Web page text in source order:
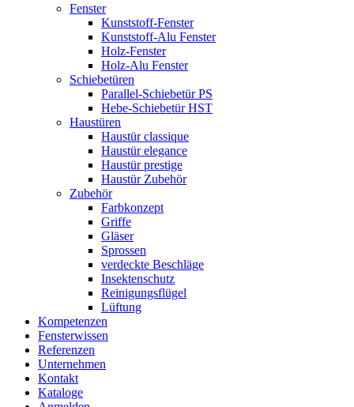
Fenster
Kunststoff-Fenster
Kunststoff-Alu Fenster
Holz-Fenster
Holz-Alu Fenster
Schiebetüren
Parallel-Schiebetür PS
Hebe-Schiebetür HST
Haustüren
Haustür classique
Haustür elegance
Haustür prestige
Haustür Zubehör
Zubehör
Farbkonzept
Griffe
Gläser
Sprossen
verdeckte Beschläge
Insektenschutz
Reinigungsflügel
Lüftung
Kompetenzen
Fensterwissen
Referenzen
Unternehmen
Kontakt
Kataloge